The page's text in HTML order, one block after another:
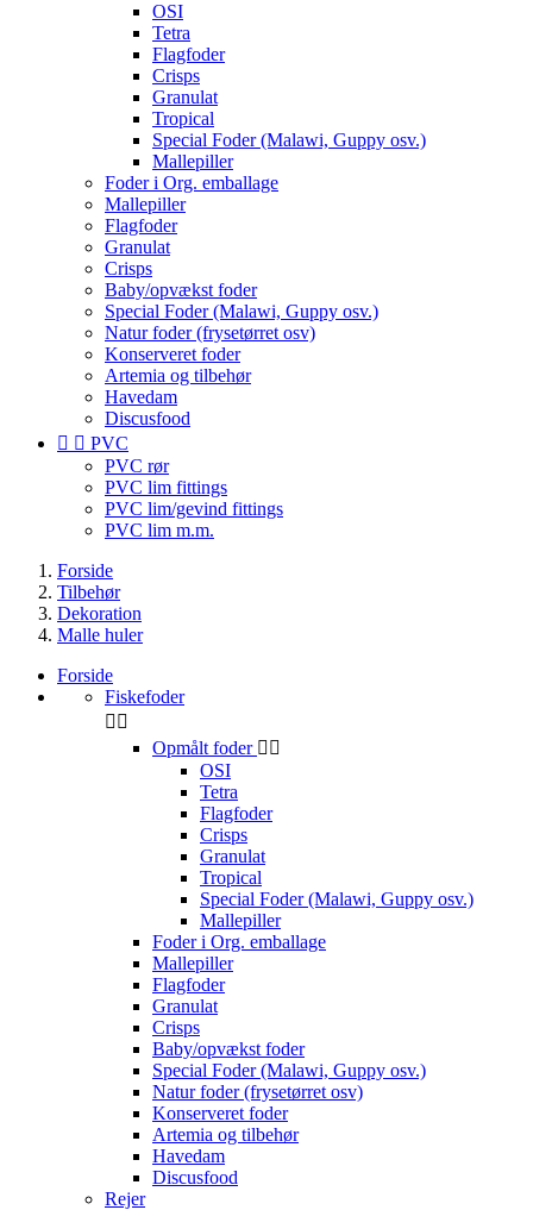
OSI
Tetra
Flagfoder
Crisps
Granulat
Tropical
Special Foder (Malawi, Guppy osv.)
Mallepiller
Foder i Org. emballage
Mallepiller
Flagfoder
Granulat
Crisps
Baby/opvækst foder
Special Foder (Malawi, Guppy osv.)
Natur foder (frysetørret osv)
Konserveret foder
Artemia og tilbehør
Havedam
Discusfood
  PVC
PVC rør
PVC lim fittings
PVC lim/gevind fittings
PVC lim m.m.
Forside
Tilbehør
Dekoration
Malle huler
Forside
Fiskefoder
 
Opmålt foder  
OSI
Tetra
Flagfoder
Crisps
Granulat
Tropical
Special Foder (Malawi, Guppy osv.)
Mallepiller
Foder i Org. emballage
Mallepiller
Flagfoder
Granulat
Crisps
Baby/opvækst foder
Special Foder (Malawi, Guppy osv.)
Natur foder (frysetørret osv)
Konserveret foder
Artemia og tilbehør
Havedam
Discusfood
Rejer